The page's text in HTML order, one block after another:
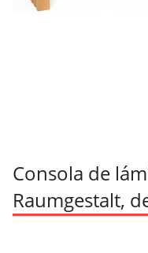
Consola de
Raumgestalt,